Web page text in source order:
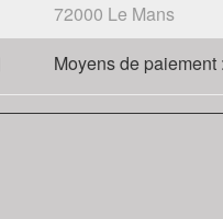
72000 Le Mans
Moyens de paiement :